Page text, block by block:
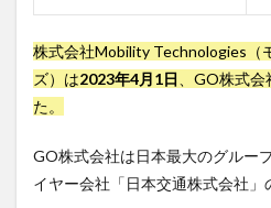
まと
株式会社Mobility Technologies（
ズ）は2023年4月1日
、GO株式
た。
GO株式会社は日本最大のグルー
イヤー会社「日本交通株式会社」